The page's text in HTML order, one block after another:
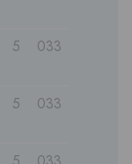
5 033
5 033